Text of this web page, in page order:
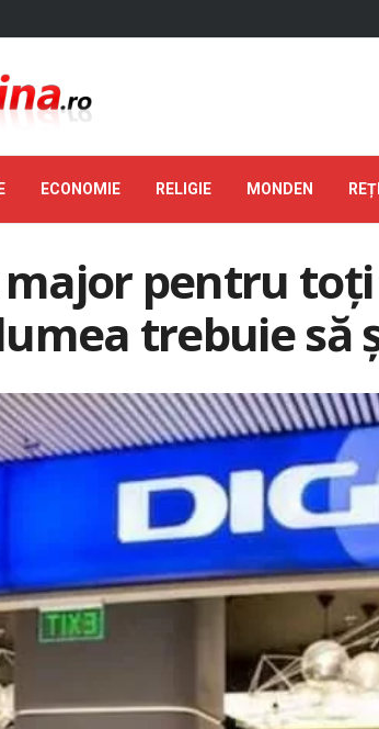
ECONOMIE RELIGIE MONDEN
pentru toți
trebuie să